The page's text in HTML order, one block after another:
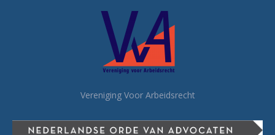
Vereniging Voor Arbeidsrecht